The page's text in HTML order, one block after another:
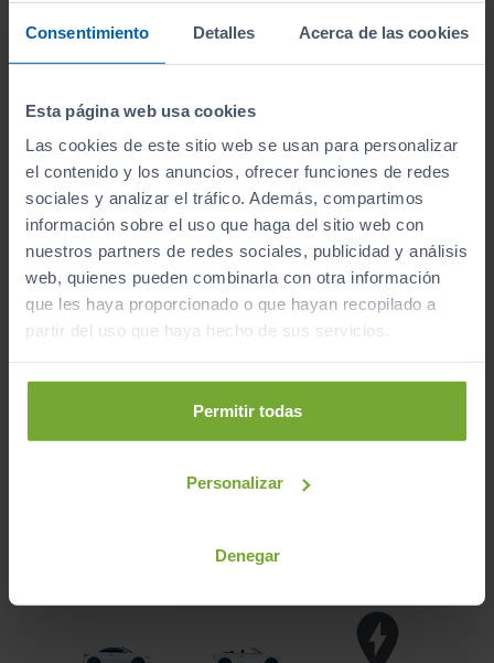
Consentimiento Detalles Acerca de las cookies
Esta página web usa cookies
Las cookies de este sitio web se usan para personalizar
el contenido y los anuncios, ofrecer funciones de redes
sociales y analizar el tráfico. Además, compartimos
información sobre el uso que haga del sitio web con
nuestros partners de redes sociales, publicidad y análisis
web, quienes pueden combinarla con otra información
que les haya proporcionado o que hayan recopilado a
partir del uso que haya hecho de sus servicios.
Permitir todas
Personalizar
Denegar
6.860 km
2026
Automático
Eléctrico
CERO
Mostrando del1 al 5de 5 coches de segunda mano.